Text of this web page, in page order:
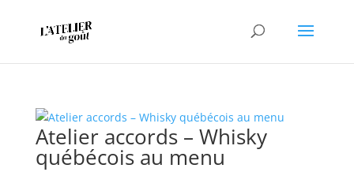
Atelier accords – Whisky
québécois au menu